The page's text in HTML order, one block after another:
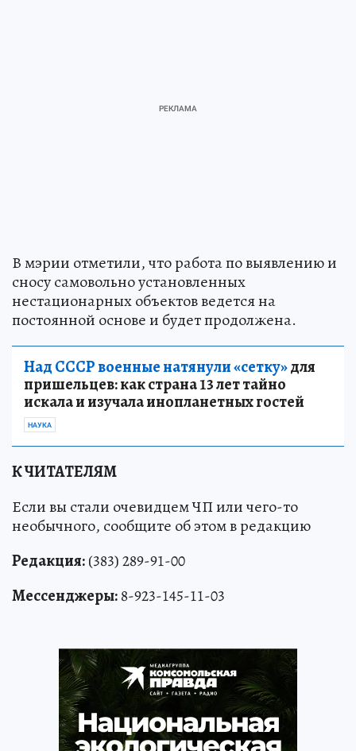
В мэрии отметили, что работа по выявлению и
сносу самовольно установленных
нестационарных объектов ведется на
постоянной основе и будет продолжена.
Над СССР военные натянули «сетку»для
пришельцев: как страна 13 лет тайно
искала и изучала инопланетных гостей
НАУКА
К ЧИТАТЕЛЯМ
Если вы стали очевидцем ЧП или чего-то
необычного, сообщите об этом в редакцию
Редакция:(383) 289-91-00
Мессенджеры:8-923-145-11-03